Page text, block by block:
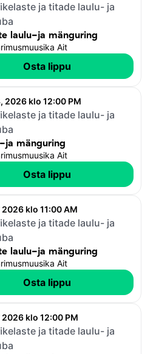
ja titade laulu- ja
laulu-ja mänguring
Ait
Osta lippu
2026 klo 12:00 PM
ja titade laulu- ja
ja mänguring
Ait
Osta lippu
2026 klo 11:00 AM
ja titade laulu- ja
laulu-ja mänguring
Ait
Osta lippu
2026 klo 12:00 PM
ja titade laulu- ja